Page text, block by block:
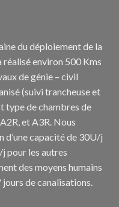
du déploiement de la
environ 500 Kms
de génie – civil
(suivi trancheuse et
type de chambres de
et A3R. Nous
d’une capacité de 30U/j
pour les autres
des moyens humains
de canalisations.